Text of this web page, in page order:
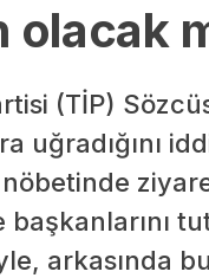
olacak
(TİP)
uğradığını
başkanlarını
arkasında